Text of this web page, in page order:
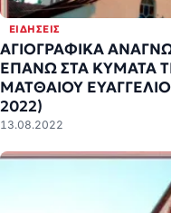
ΕΙΔΉΣΕΙΣ
ΑΓΙΟΓΡΑΦΙΚΑ
ΕΠΑΝΩ ΣΤΑ ΚΥΜΑΤΑ
ΜΑΤΘΑΙΟΥ
2022)
13.08.2022